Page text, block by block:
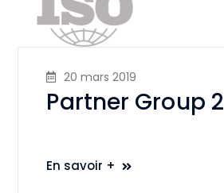
20 mars 2019
Partner Group 2
En savoir +